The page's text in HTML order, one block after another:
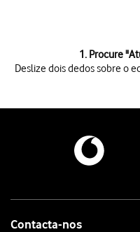
1. Procure "
Deslize dois dedos sobre o
Primao ícone de definições.
Transferir e instalar
Contacta-nos